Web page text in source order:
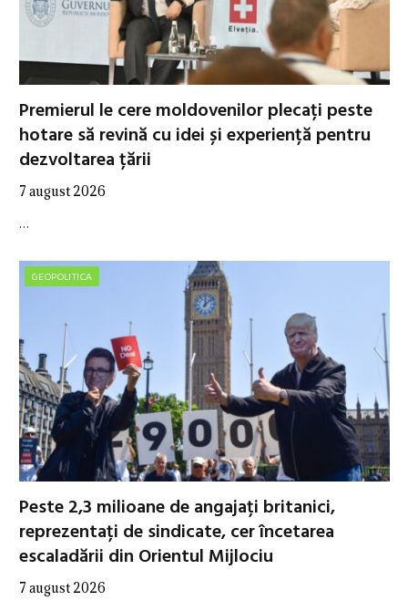
Premierul le cere moldovenilor plecați peste
hotare să revină cu idei și experiență pentru
dezvoltarea țării
7 august 2026
…
GEOPOLITICA
Peste 2,3 milioane de angajați britanici,
reprezentați de sindicate, cer încetarea
escaladării din Orientul Mijlociu
7 august 2026